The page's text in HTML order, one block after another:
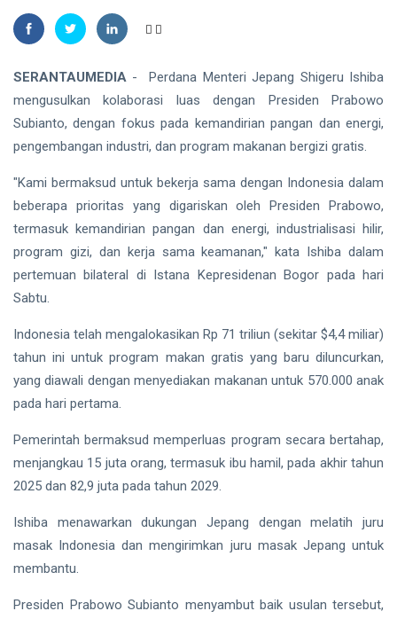
Madu,
BBKSDA
Pasang
Jebak
DPO
Sabu
Ditangkap
di Hotel
Bathin
Solapan
Aug,
2026
views
PENDIDIKAN
Mahasiswa
Unilak
Raih Juara
Harapan I
Nasional
08
Aug,
2026
32
views
Mantan
Diduga
Bacok
Perempuan
hingga
Tewas di
Pekanbaru
Aug,
views
Prabowo Subianto
Indonesia
Pekanbaru
Pilkada 2024
SERANTAUMEDIA - Perdana Menteri Jepang Shigeru Ishiba
mengusulkan kolaborasi luas dengan Presiden Prabowo
Subianto, dengan fokus pada kemandirian pangan dan energi,
pengembangan industri, dan program makanan bergizi gratis.
"Kami bermaksud untuk bekerja sama dengan Indonesia dalam
beberapa prioritas yang digariskan oleh Presiden Prabowo,
termasuk kemandirian pangan dan energi, industrialisasi hilir,
program gizi, dan kerja sama keamanan," kata Ishiba dalam
pertemuan bilateral di Istana Kepresidenan Bogor pada hari
Sabtu.
Indonesia telah mengalokasikan Rp 71 triliun (sekitar $4,4 miliar)
tahun ini untuk program makan gratis yang baru diluncurkan,
yang diawali dengan menyediakan makanan untuk 570.000 anak
pada hari pertama.
Pemerintah bermaksud memperluas program secara bertahap,
menjangkau 15 juta orang, termasuk ibu hamil, pada akhir tahun
2025 dan 82,9 juta pada tahun 2029.
Ishiba menawarkan dukungan Jepang dengan melatih juru
masak Indonesia dan mengirimkan juru masak Jepang untuk
membantu.
Presiden Prabowo Subianto menyambut baik usulan tersebut,